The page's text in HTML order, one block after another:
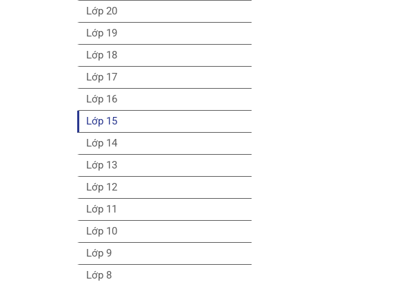
Lớp 20
Lớp 19
Lớp 18
Lớp 17
Lớp 16
Lớp 15
Lớp 14
Lớp 13
Lớp 12
Lớp 11
Lớp 10
Lớp 9
Lớp 8